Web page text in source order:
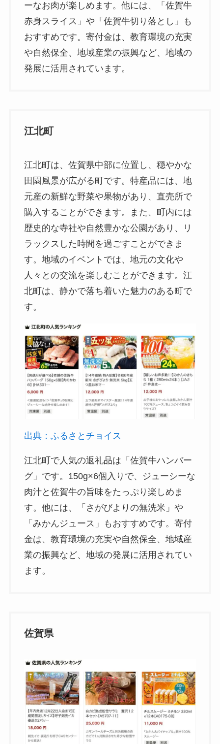
ーなお肉が楽しめます。他には、「佐賀牛
赤身スライス」や「佐賀牛切り落とし」も
おすすめです。寄付金は、教育環境の充実
や自然保全、地域産業の振興など、地域の
発展に活用されています。
江北町
江北町は、佐賀県中部に位置し、穏やかな
田園風景が広がる町です。特産品には、地
元産の新鮮な野菜や果物があり、直売所で
購入することができます。また、町内には
歴史的な寺社や自然豊かな公園があり、リ
ラックスした時間を過ごすことができま
す。地域のイベントでは、地元の文化や
人々との交流を楽しむことができます。江
北町は、静かで落ち着いた魅力のある町で
す。
出典：ふるさとチョイス
江北町で人気の返礼品は「佐賀牛ハンバー
グ」です。150g×6個入りで、ジューシーな
肉汁と佐賀牛の旨味をたっぷり楽しめま
す。他には、「さがびよりの無洗米」や
「みかんジュース」もおすすめです。寄付
金は、教育環境の充実や自然保全、地域産
業の振興など、地域の発展に活用されてい
ます。
佐賀県